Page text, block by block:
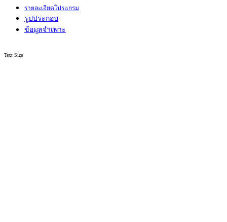
รายละเอียดโปรแกรม
รูปประกอบ
ข้อมูลจำเพาะ
Text Size